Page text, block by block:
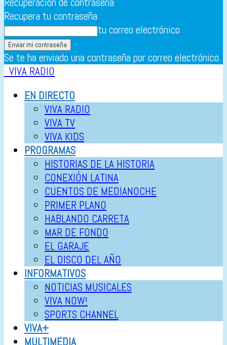
Recupera tu contraseña
tu correo electrónico
Se te ha enviado una contraseña por correo electrónico.
VIVA RADIO
EN DIRECTO
VIVA RADIO
VIVA TV
VIVA KIDS
PROGRAMAS
HISTORIAS DE LA HISTORIA
CONEXIÓN LATINA
CUENTOS DE MEDIANOCHE
PRIMER PLANO
HABLANDO CARRETA
MAR DE FONDO
EL GARAJE
EL DISCO DEL AÑO
INFORMATIVOS
NOTICIAS MUSICALES
VIVA NOW!
SPORTS CHANNEL
VIVA+
MULTIMEDIA